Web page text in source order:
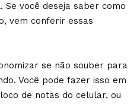
você deseja saber como
vem conferir essas
se não souber para
Você pode fazer isso em
de notas do celular, ou